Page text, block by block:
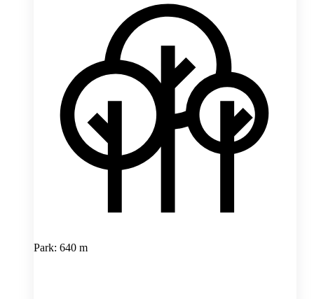
Park: 640 m